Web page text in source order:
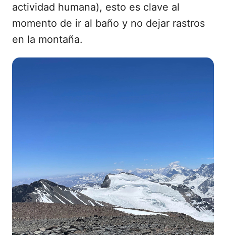
actividad humana), esto es clave al
momento de ir al baño y no dejar rastros
en la montaña.